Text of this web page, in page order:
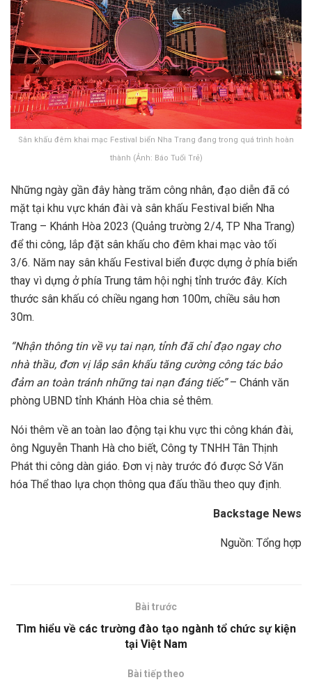
Sân khấu đêm khai mạc Festival biển Nha Trang đang trong quá trình hoàn
thành (Ảnh: Báo Tuổi Trẻ)
Những ngày gần đây hàng trăm công nhân, đạo diễn đã có
mặt tại khu vực khán đài và sân khấu Festival biển Nha
Trang – Khánh Hòa 2023 (Quảng trường 2/4, TP Nha Trang)
để thi công, lắp đặt sân khấu cho đêm khai mạc vào tối
3/6. Năm nay sân khấu Festival biển được dựng ở phía biển
thay vì dựng ở phía Trung tâm hội nghị tỉnh trước đây. Kích
thước sân khấu có chiều ngang hơn 100m, chiều sâu hơn
30m.
“Nhận thông tin về vụ tai nạn, tỉnh đã chỉ đạo ngay cho
nhà thầu, đơn vị lắp sân khấu tăng cường công tác bảo
đảm an toàn tránh những tai nạn đáng tiếc”– Chánh văn
phòng UBND tỉnh Khánh Hòa chia sẻ thêm.
Nói thêm về an toàn lao động tại khu vực thi công khán đài,
ông Nguyễn Thanh Hà cho biết, Công ty TNHH Tân Thịnh
Phát thi công dàn giáo. Đơn vị này trước đó được Sở Văn
hóa Thể thao lựa chọn thông qua đấu thầu theo quy định.
Backstage News
Nguồn: Tổng hợp
Bài trước
Tìm hiểu về các trường đào tạo ngành tổ chức sự kiện
tại Việt Nam
Bài tiếp theo